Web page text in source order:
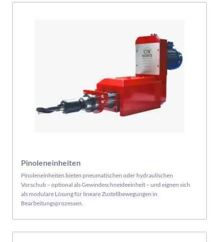
Pinoleneinheiten
Pinoleneinheiten bieten pneumatischen oder hydraulischen
Vorschub – optional als Gewindeschneideeinheit – und eignen sich
als modulare Lösung für lineare Zustellbewegungen in
Bearbeitungsprozessen.